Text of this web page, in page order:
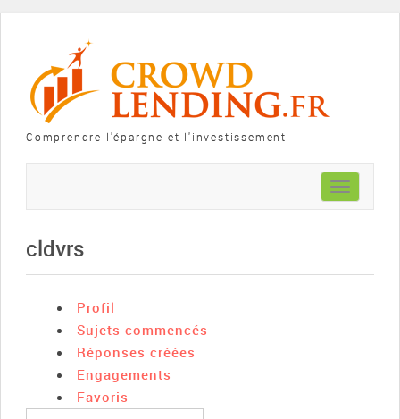
Comprendre l'épargne et l'investissement
Toggle
navigation
cldvrs
Profil
Sujets commencés
Réponses créées
Engagements
Favoris